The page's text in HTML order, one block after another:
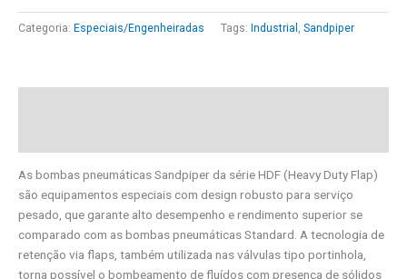
Categoria: Especiais/Engenheiradas Tags: Industrial Sandpiper
As bombas pneumáticas Sandpiper da série HDF (Heavy Duty Flap)
são equipamentos especiais com design robusto para serviço
pesado, que garante alto desempenho e rendimento superior se
comparado com as bombas pneumáticas Standard. A tecnologia de
retenção via flaps, também utilizada nas válvulas tipo portinhola,
torna possível o bombeamento de fluídos com presença de sólidos